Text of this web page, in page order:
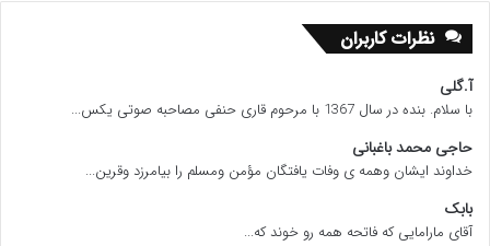
نظرات کاربران
آ.گلی
با سلام. بنده در سال 1367 با مرحوم قاری حنفی مصاحبه صوتی یکس...
حاجی محمد باغبانی
خداوند ایشان وهمه ی وفات یافتگان مؤمن ومسلم را بیامرزد وقرین...
بابک
آقای مارامایی که فاتحه همه رو خوند که...